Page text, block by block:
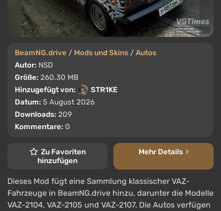
BeamNG.drive / Mods und Skins / Autos
Autor: NSD
Größe: 260.30 MB
Hinzugefügt von:
STR1KE
Datum: 5 August 2026
Downloads: 209
Kommentare: 0
Zu Favoriten
hinzufügen
Mehr Details
Dieses Mod fügt eine Sammlung klassischer VAZ-
Fahrzeuge in BeamNG.drive hinzu, darunter die Modelle
VAZ-2104, VAZ-2105 und VAZ-2107. Die Autos verfügen